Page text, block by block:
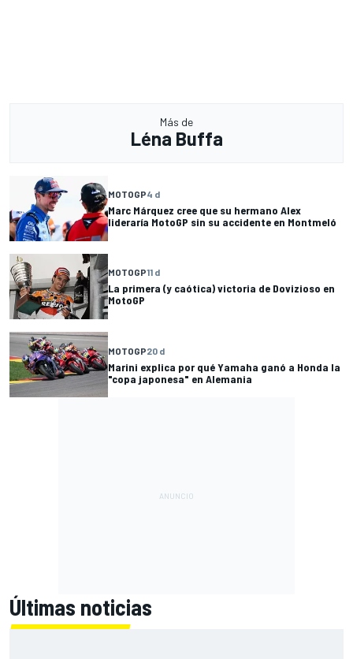
Más de
Léna Buffa
MOTOGP4 d
Marc Márquez cree que su hermano Alex
lideraría MotoGP sin su accidente en Montmeló
MOTOGP11 d
La primera (y caótica) victoria de Dovizioso en
MotoGP
MOTOGP20 d
Marini explica por qué Yamaha ganó a Honda la
"copa japonesa" en Alemania
Últimas noticias